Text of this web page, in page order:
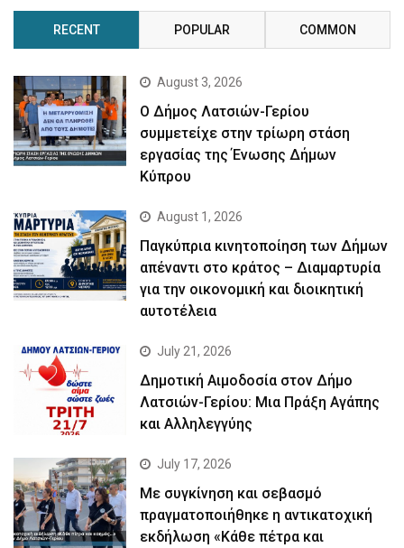
RECENT POPULAR COMMON
August 3, 2026
Ο Δήμος Λατσιών-Γερίου
συμμετείχε στην τρίωρη στάση
εργασίας της Ένωσης Δήμων
Κύπρου
August 1, 2026
Παγκύπρια κινητοποίηση των Δήμων
απέναντι στο κράτος – Διαμαρτυρία
για την οικονομική και διοικητική
αυτοτέλεια
July 21, 2026
Δημοτική Αιμοδοσία στον Δήμο
Λατσιών-Γερίου: Μια Πράξη Αγάπης
και Αλληλεγγύης
July 17, 2026
Με συγκίνηση και σεβασμό
πραγματοποιήθηκε η αντικατοχική
εκδήλωση «Κάθε πέτρα και